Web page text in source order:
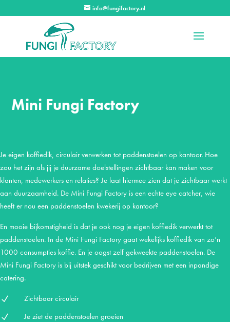
info@fungifactory.nl
Mini Fungi Factory
Je eigen koffiedik, circulair verwerken tot paddenstoelen op kantoor. Hoe
zou het zijn als jij je duurzame doelstellingen zichtbaar kan maken voor
klanten, medewerkers en relaties? Je laat hiermee zien dat je zichtbaar werkt
aan duurzaamheid. De Mini Fungi Factory is een echte eye catcher, wie
heeft er nou een paddenstoelen kwekerij op kantoor?
En mooie bijkomstigheid is dat je ook nog je eigen koffiedik verwerkt tot
paddenstoelen. In de Mini Fungi Factory gaat wekelijks koffiedik van zo’n
1000 consumpties koffie. En je oogst zelf gekweekte paddenstoelen. De
Mini Fungi Factory is bij uitstek geschikt voor bedrijven met een inpandige
catering.
N Zichtbaar circulair
N Je ziet de paddenstoelen groeien